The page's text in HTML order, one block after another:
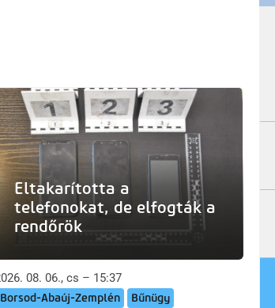
Eltakarította a
telefonokat, de elfogták a
rendőrök
08. 06., cs – 15:37
Borsod-Abaúj-Zemplén Bűnügy